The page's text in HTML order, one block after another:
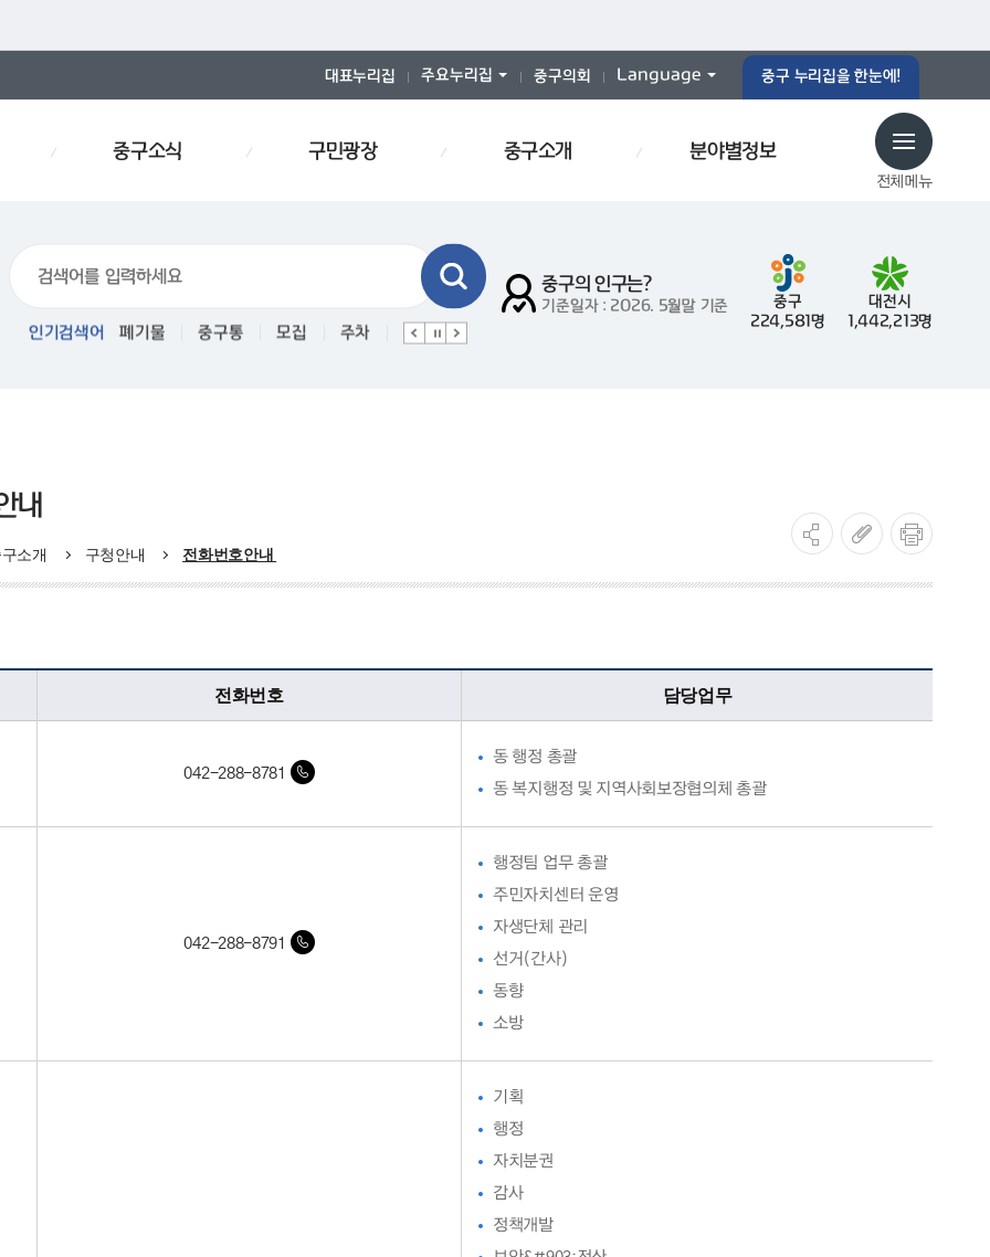
대표누리집 주요누리집 중구의회 Language 중구 누리집을 한눈에!
전체메뉴
중구소식 구민광장 중구소개 분야별정보
중구의 인구는?
기준일자 : 2026. 5월말 기준
중구
224,581명
대전시
1,442,213명
인기검색어
물스티커 폐기물 중구통 모집 주차 인사 경로당 폐기물스티커 폐기물
내
소개 구청안내 전화번호안내
전화번호 담당업무
042-288-8781
동 행정 총괄
동 복지행정 및 지역사회보장협의체 총괄
042-288-8791
행정팀 업무 총괄
주민자치센터 운영
자생단체 관리
선거(간사)
동향
소방
기획
행정
자치분권
감사
정책개발